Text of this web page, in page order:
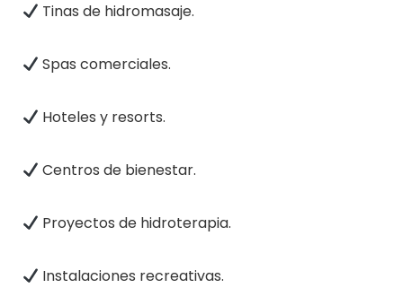
Tinas de hidromasaje.
Spas comerciales.
Hoteles y resorts.
Centros de bienestar.
Proyectos de hidroterapia.
Instalaciones recreativas.